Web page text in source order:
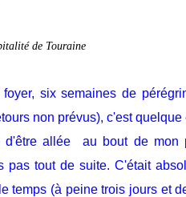
de Touraine
six semaines de
non prévus), c'est
d'être allée au bout de mon
pas tout de suite. C'était
temps (à peine trois jours et